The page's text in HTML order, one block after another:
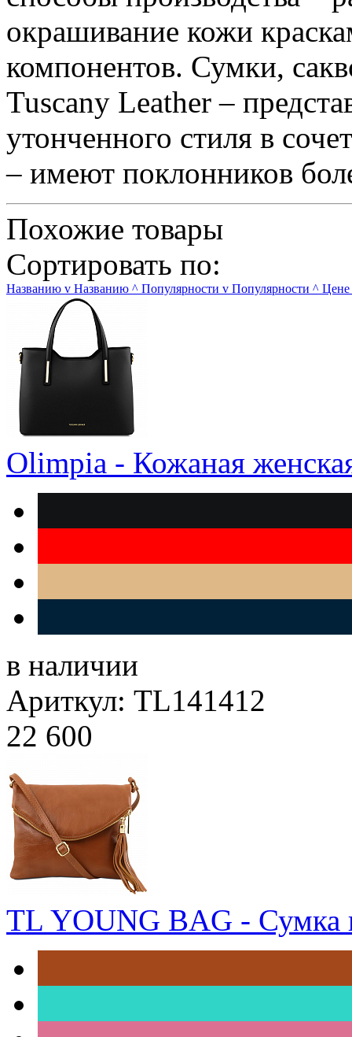
окрашивание кожи
компонентов. Сумки,
Tuscany Leather –
утонченного стиля в
– имеют поклонников
Похожие товары
Сортировать по:
Названию v Названию ^ Популярности v Популярности ^ Цене
Olimpia - Кожаная
в наличии
Ариткул: TL141412
22 600
TL YOUNG BAG - Сумка